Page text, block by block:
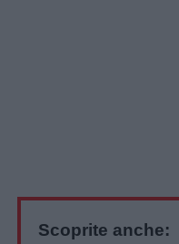
Scoprite anche: